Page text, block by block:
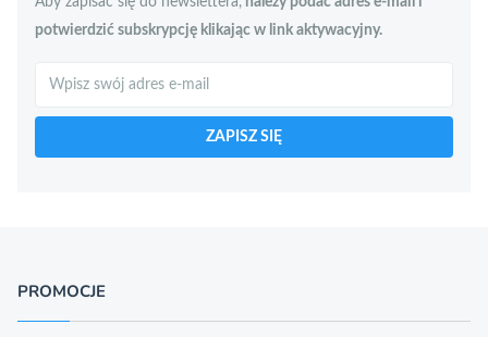
potwierdzić subskrypcję klikając w link aktywacyjny.
ZAPISZ SIĘ
PROMOCJE